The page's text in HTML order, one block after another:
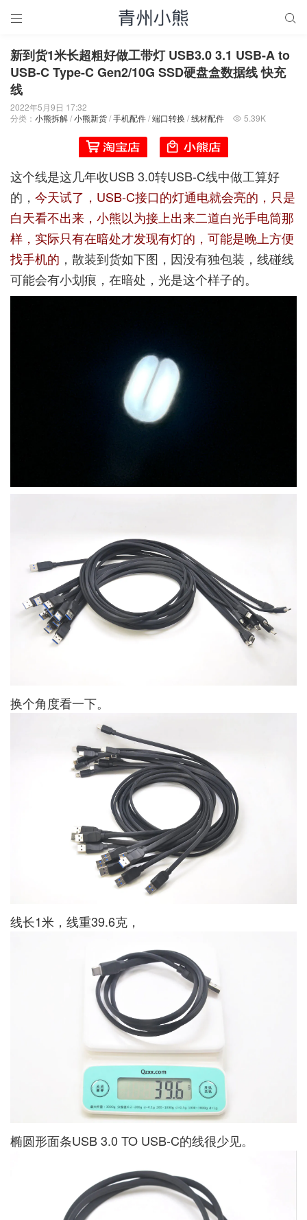
 
新到货1米长超粗好做工带灯 USB3.0 3.1 USB-A to
USB-C Type-C Gen2/10G SSD硬盘盒数据线 快充
线
2022年5月9日 17:32
分类： 小熊拆解/小熊新货/手机配件/端口转换 /线材配件  5.39K
这个线是这几年收USB 3.0转USB-C线中做工算好
的， 今天试了，USB-C接口的灯通电就会亮的，只是
白天看不出来，小熊以为接上出来二道白光手电筒那
样，实际只有在暗处才发现有灯的，可能是晚上方便
找手机的 ，散装到货如下图，因没有独包装，线碰线
可能会有小划痕，在暗处，光是这个样子的。
换个角度看一下。
线长1米，线重39.6克，
椭圆形面条USB 3.0 TO USB-C的线很少见。